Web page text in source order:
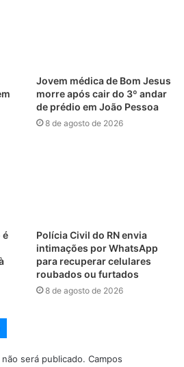
Jovem médica de Bom Jesus
morre após cair do 3º andar
de prédio em João Pessoa
8 de agosto de 2026
é
Polícia Civil do RN envia
intimações por WhatsApp
para recuperar celulares
roubados ou furtados
8 de agosto de 2026
será publicado. Campos